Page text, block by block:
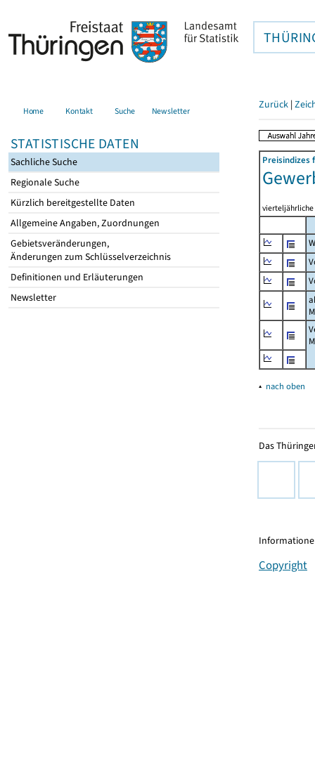
Home Kontakt Suche Newsletter
STATISTISCHE DATEN
Sachliche Suche
Regionale Suche
Kürzlich bereitgestellte Daten
Allgemeine Angaben, Zuordnungen
Gebietsveränderungen,
Änderungen zum Schlüsselverzeichnis
Definitionen und Erläuterungen
Newsletter
Zurück |
Preisindizes
vierteljährliche
▴ nach oben
Das
Copyright